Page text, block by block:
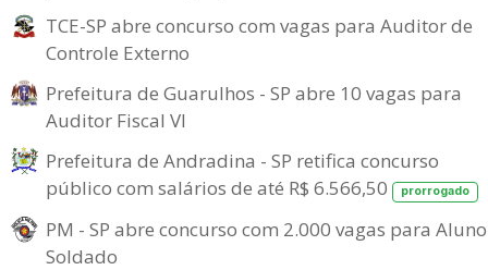
TCE-SP abre concurso com vagas para Auditor de
Controle Externo
Prefeitura de Guarulhos - SP abre 10 vagas para
Auditor Fiscal VI
Prefeitura de Andradina - SP retifica concurso
público com salários de até R$ 6.566,50
prorrogado
PM - SP abre concurso com 2.000 vagas para
Soldado